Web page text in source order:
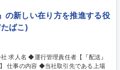
の新しい在り方を推進する役
ばこ)
送』
場